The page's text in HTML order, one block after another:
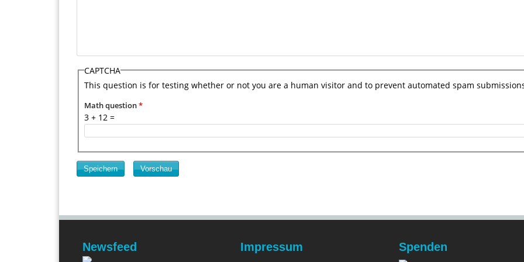
CAPTCHA
This question is for testing whether or not you are a human visitor and to prevent automated spam
Math question*
3 + 12 =
Newsfeed Impressum Spenden